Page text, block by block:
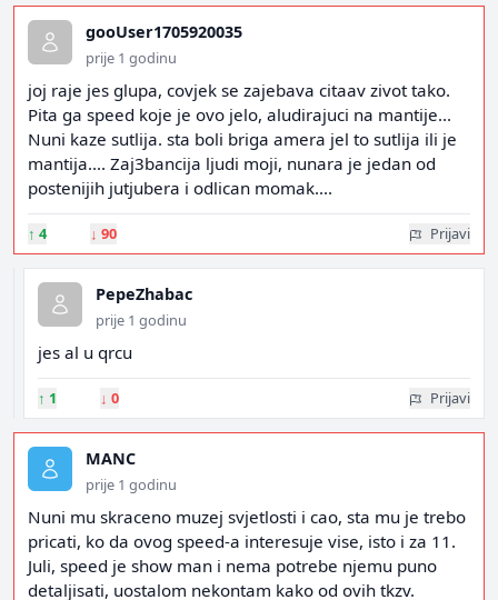
gooUser1705920035
prije 1 godinu
joj raje jes glupa, covjek se zajebava citaav zivot tako.
Pita ga speed koje je ovo jelo, aludirajuci na mantije...
Nuni kaze sutlija. sta boli briga amera jel to sutlija ili je
mantija.... Zaj3bancija ljudi moji, nunara je jedan od
postenijih jutjubera i odlican momak....
↑ 4 ↓ 90 Prijavi
PepeZhabac
prije 1 godinu
jes al u qrcu
↑ 1 ↓ 0 Prijavi
MANC
prije 1 godinu
Nuni mu skraceno muzej svjetlosti i cao, sta mu je trebo
pricati, ko da ovog speed-a interesuje vise, isto i za 11.
Juli, speed je show man i nema potrebe njemu puno
detaljisati, uostalom nekontam kako od ovih tkzv.